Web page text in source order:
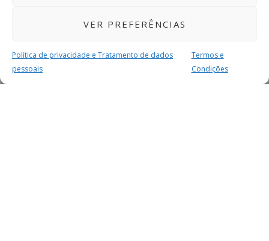
VER PREFERÊNCIAS
Política de privacidade e Tratamento de dados
pessoais
Termos e
Condições